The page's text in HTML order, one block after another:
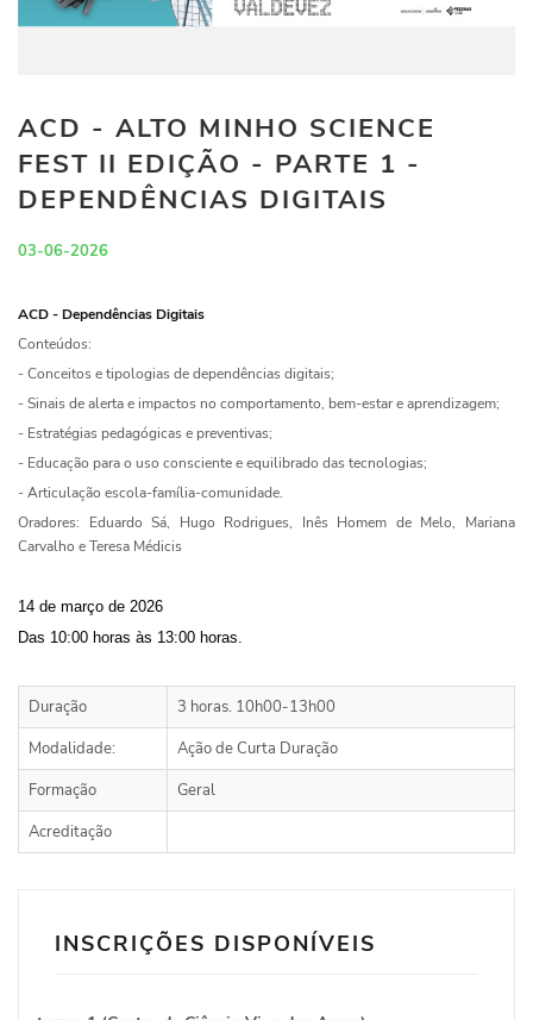
ACD - ALTO MINHO SCIENCE
FEST II EDIÇÃO - PARTE 1 -
DEPENDÊNCIAS DIGITAIS
03-06-2026
ACD - Dependências Digitais
Conteúdos:
- Conceitos e tipologias de dependências digitais;
- Sinais de alerta e impactos no comportamento, bem-estar e aprendizagem;
- Estratégias pedagógicas e preventivas;
- Educação para o uso consciente e equilibrado das tecnologias;
- Articulação escola-família-comunidade.
Oradores: Eduardo Sá, Hugo Rodrigues, Inês Homem de Melo, Mariana
Carvalho e Teresa Médicis
14 de março de 2026
Das 10:00 horas às 13:00 horas.
Duração
3 horas. 10h00-13h00
Modalidade:
Ação de Curta Duração
Formação
Geral
Acreditação
INSCRIÇÕES DISPONÍVEIS